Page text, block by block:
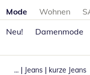
Produktkategorien
Mode Wohnen
Neu!
Damenmode
... | Jeans | kurze Jeans